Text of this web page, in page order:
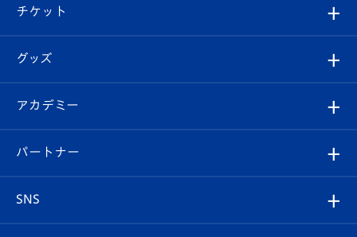
チケット
イベント
メディア
ホームタウン
エンブレム紹介
スタッフプロフィール
マスコット紹介
はじめての観戦ガイド
Revive Team
ヴィヴィくんの長崎おもてなしガイド
試合日程/結果
フォトギャラリー
スタジアムグルメ
チケット
チケット
V-LOVERS（ファンクラブ）
プレイヤーズスイート
グッズ
オンラインショップ
店舗情報
アカデミー
育成からのお知らせ
U-18
パートナー
SNS